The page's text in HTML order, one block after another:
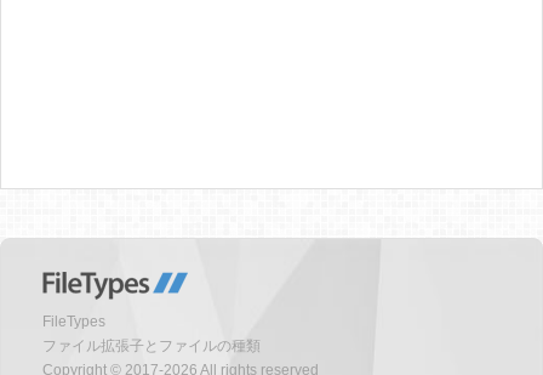
FileTypes
ファイル拡張子とファイルの種類
Copyright © 2017-2026 All rights reserved